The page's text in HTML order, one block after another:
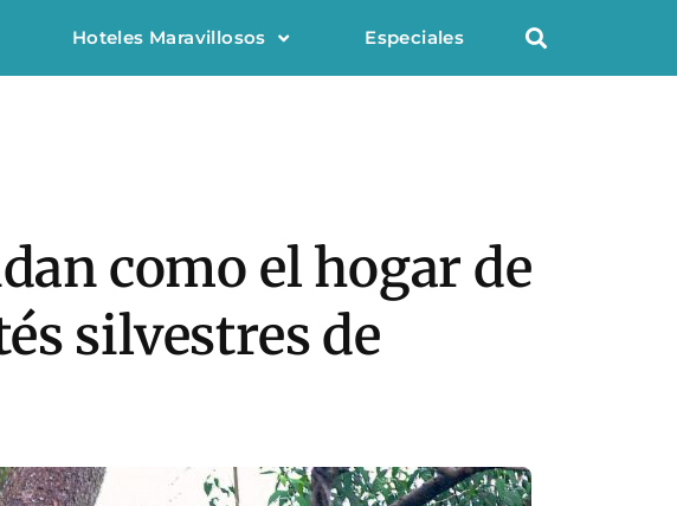
Hoteles Maravillosos Especiales
como el hogar de
silvestres de